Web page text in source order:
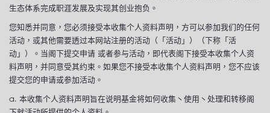
生态体系完成职涯发展及实现其创业抱负。
您知悉并同意，您必须接受本收集个人资料声明，方可以参加我们的任何
活动，或其他需要透过本网站注册的活动（「活动」）（下称「活
动」）。当阁下提交申请 或者参与活动，即代表阁下接受本收集个人资
料声明，并同意受其约束。如果您不接受本收集个人资料声明，您不应该
提交您的申请或参加活动。
a. 本收集个人资料声明旨在说明基金将如何收集丶使用丶处理和转移阁